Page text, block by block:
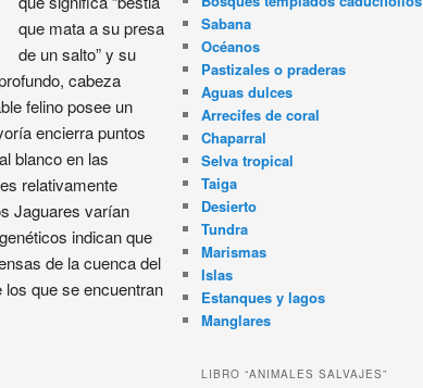
que mata a su presa
de un salto” y su
cabeza
felino posee un
encierra puntos
blanco en las
relativamente
Jaguares varían
indican que
de la cuenca del
que se encuentran
Sabana
Océanos
Pastizales o praderas
Aguas dulces
Arrecifes de coral
Chaparral
Selva tropical
Taiga
Desierto
Tundra
Marismas
Islas
Estanques y lagos
Manglares
LIBRO “ANIMALES SALVAJES”